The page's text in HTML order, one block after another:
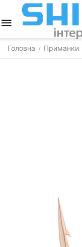
Головна / Приманки